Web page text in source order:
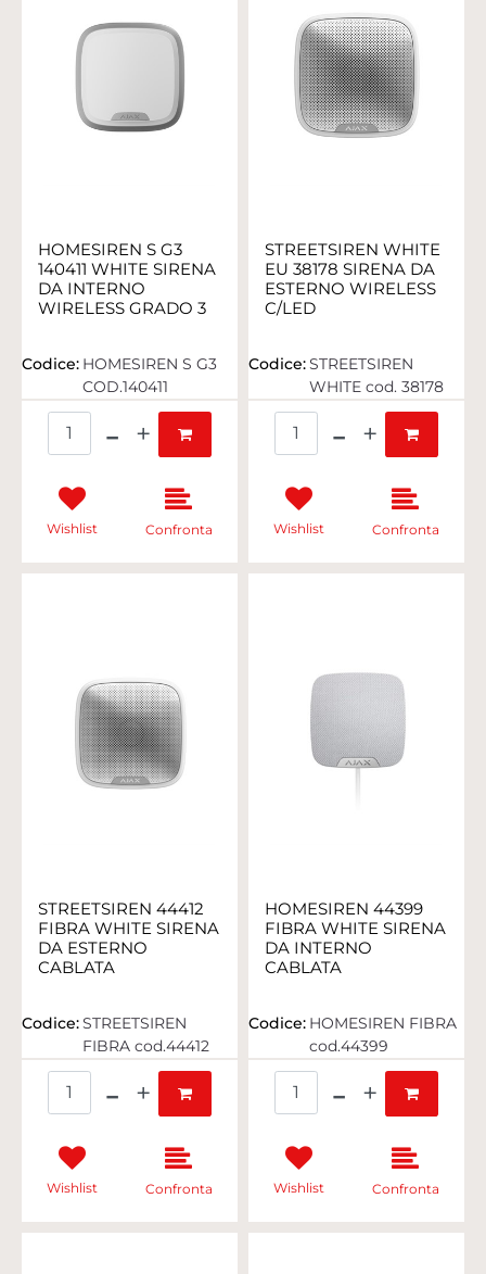
HOMESIREN S G3
140411 WHITE SIRENA
DA INTERNO
WIRELESS GRADO 3
Codice: HOMESIREN S G3
COD.140411
Wishlist Confronta
STREETSIREN WHITE
EU 38178 SIRENA DA
ESTERNO WIRELESS
C/LED
Codice:STREETSIREN
WHITE cod. 38178
Wishlist Confronta
STREETSIREN 44412
FIBRA WHITE SIRENA
DA ESTERNO
CABLATA
Codice:STREETSIREN
FIBRA cod.44412
Wishlist Confronta
HOMESIREN 44399
FIBRA WHITE SIRENA
DA INTERNO
CABLATA
Codice: HOMESIREN FIBRA
cod.44399
Wishlist Confronta